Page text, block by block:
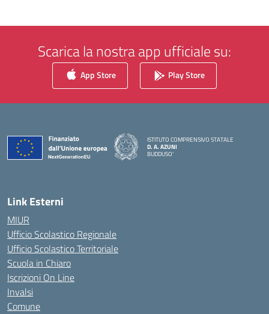
Scarica la nostra app ufficiale su:
App Store Play Store
ISTITUTO COMPRENSIVO STATALE
D. A. AZUNI
BUDDUSO'
Link Esterni
MIUR
Ufficio Scolastico Regionale
Ufficio Scolastico Territoriale
Scuola in Chiaro
Iscrizioni On Line
Invalsi
Comune